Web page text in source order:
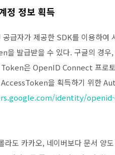
정 정보 획득
급자가 제공한 SDK를 이용하여
을 발급받을 수 있다. 구글의 경
Token은 OpenID Connect 프로
을 획득하기 위한
identity/
라도 카카오, 네이버보다 문서 양